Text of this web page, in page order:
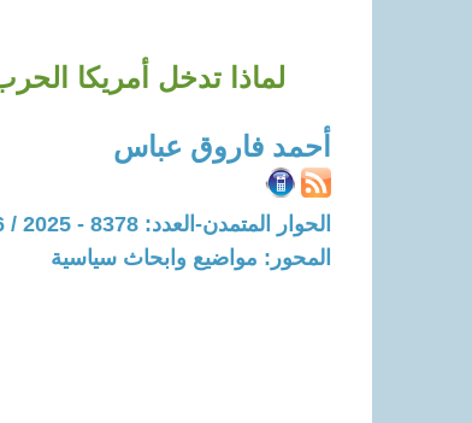
لماذا تدخل أمريكا
أحمد فاروق عباس
الحوار المتمدن-العدد: 8378 - 2025 / 6 / 19 - 15:29
المحور: مواضيع وابحاث سياسية